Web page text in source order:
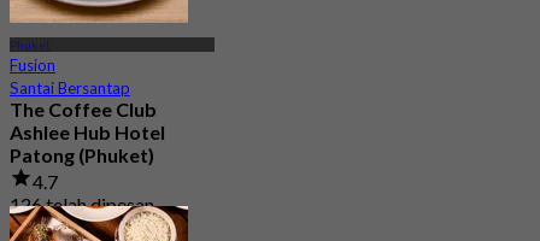
Phuket
Fusion
Santai Bersantap
The Coffee Club
Ashlee Hub Hotel
Patong (Phuket)
4.7
126 telah dipesan
Dari฿ 422.5